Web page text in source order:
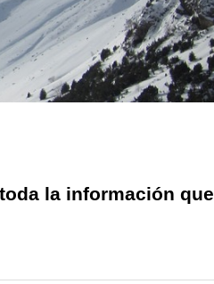
la información que